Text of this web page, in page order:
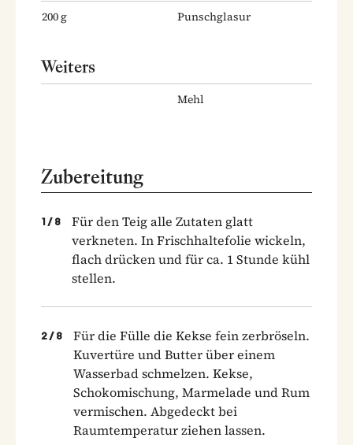
200g Punschglasur
Weiters
Mehl
Zubereitung
1 / 8
Für den Teig alle Zutaten glatt
verkneten. In Frischhaltefolie wickeln,
flach drücken und für ca. 1 Stunde kühl
stellen.
2 / 8
Für die Fülle die Kekse fein zerbröseln.
Kuvertüre und Butter über einem
Wasserbad schmelzen. Kekse,
Schokomischung, Marmelade und Rum
vermischen. Abgedeckt bei
Raumtemperatur ziehen lassen.